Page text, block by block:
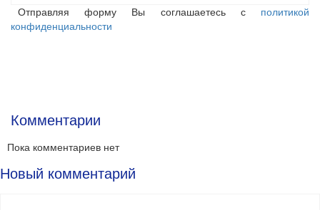
Отправляя форму Вы соглашаетесь с политикой
конфиденциальности
Комментарии
Пока комментариев нет
Новый комментарий